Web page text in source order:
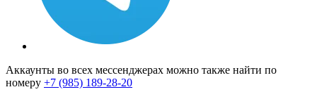
Аккаунты во всех мессенджерах можно также найти по
номеру +7 (985) 189-28-20